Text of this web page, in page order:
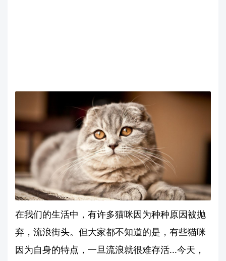
在我们的生活中，有许多猫咪因为种种原因被抛
弃，流浪街头。但大家都不知道的是，有些猫咪
因为自身的特点，一旦流浪就很难存活...今天，